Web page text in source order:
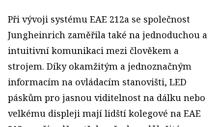
Při vývoji systému EAE 212a se společnost
Jungheinrich zaměřila také na jednoduchou a
intuitivní komunikaci mezi člověkem a
strojem. Díky okamžitým a jednoznačným
informacím na ovládacím stanovišti, LED
páskům pro jasnou viditelnost na dálku nebo
velkému displeji mají lidští kolegové na EAE